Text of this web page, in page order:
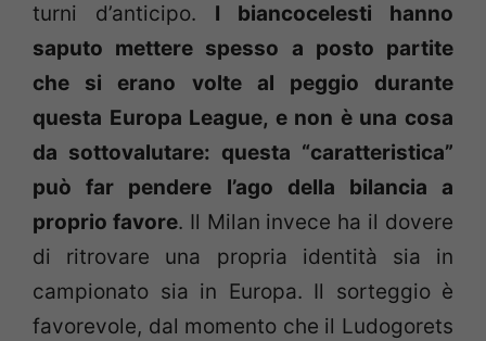
turni d’anticipo. I biancocelesti hanno
saputo mettere spesso a posto partite
che si erano volte al peggio durante
questa Europa League, e non è una cosa
da sottovalutare: questa “caratteristica”
può far pendere l’ago della bilancia a
proprio favore. Il Milan invece ha il dovere
di ritrovare una propria identità sia in
campionato sia in Europa. Il sorteggio è
favorevole, dal momento che il Ludogorets